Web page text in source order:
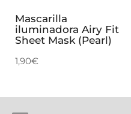
Mascarilla
iluminadora Airy Fit
Sheet Mask (Pearl)
1,90€